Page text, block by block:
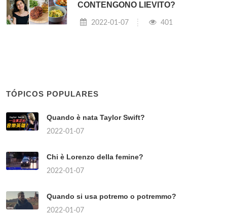
CONTENGONO LIEVITO?
2022-01-07 401
TÓPICOS POPULARES
Quando è nata Taylor Swift?
2022-01-07
Chi è Lorenzo della femine?
2022-01-07
Quando si usa potremo o potremmo?
2022-01-07